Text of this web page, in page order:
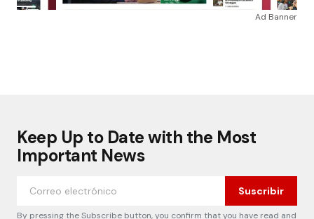
Ad Banner
Keep Up to Date with the Most
Important News
Suscribir
By pressing the Subscribe button, you confirm that you have read and